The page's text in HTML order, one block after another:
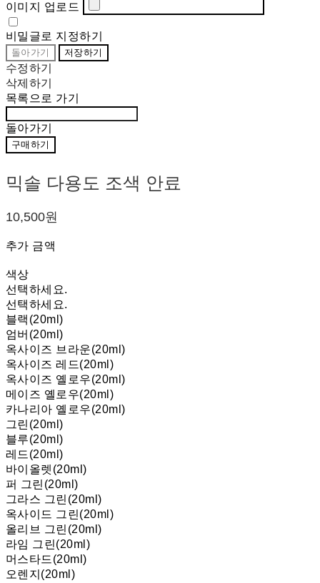
이미지 업로드
비밀글로 지정하기
돌아가기 저장하기
수정하기
삭제하기
목록으로 가기
돌아가기
구매하기
믹솔 다용도 조색 안료
10,500원
추가 금액
색상
선택하세요.
선택하세요.
블랙(20ml)
엄버(20ml)
옥사이즈 브라운(20ml)
옥사이즈 레드(20ml)
옥사이즈 옐로우(20ml)
메이즈 옐로우(20ml)
카나리아 옐로우(20ml)
그린(20ml)
블루(20ml)
레드(20ml)
바이올렛(20ml)
퍼 그린(20ml)
그라스 그린(20ml)
옥사이드 그린(20ml)
올리브 그린(20ml)
라임 그린(20ml)
머스타드(20ml)
오렌지(20ml)